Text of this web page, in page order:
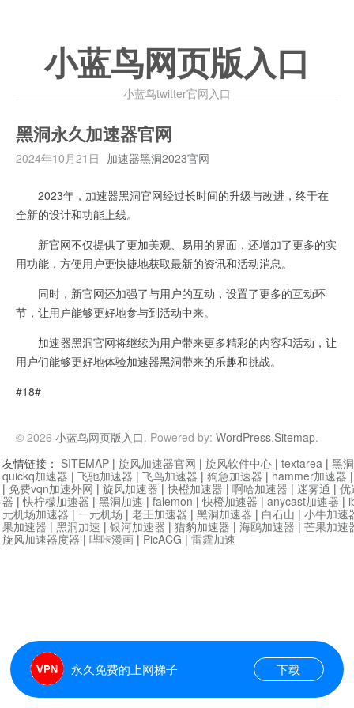
小蓝鸟网页版入口
小蓝鸟twitter官网入口
黑洞永久加速器官网
2024年10月21日 加速器黑洞2023官网
2023年，加速器黑洞官网经过长时间的升级与改进，终于在
全新的设计和功能上线。
新官网不仅提供了更加美观、易用的界面，还增加了更多的实
用功能，方便用户更快捷地获取最新的资讯和活动消息。
同时，新官网还加强了与用户的互动，设置了更多的互动环
节，让用户能够更好地参与到活动中来。
加速器黑洞官网将继续为用户带来更多精彩的内容和活动，让
用户们能够更好地体验加速器黑洞带来的乐趣和挑战。
#18#
© 2026 小蓝鸟网页版入口. Powered by: WordPress.Sitemap.
永久免费的上网梯子 下载
友情链接： SITEMAP | 旋风加速器官网 | 旋风软件中心 | textarea | 黑
quickq加速器 | 飞驰加速器 | 飞鸟加速器 | 狗急加速器 | hammer加速器
| 免费vqn加速外网 | 旋风加速器 |快橙加速器 | 啊哈加速器 | 迷雾通 | 优
器 |快柠檬加速器 | 黑洞加速 | falemon |快橙加速器 | anycast加速器 |
元机场加速器 | 一元机场 | 老王加速器 | 黑洞加速器 | 白石山 | 小牛加速
果加速器 | 黑洞加速 | 银河加速器 | 猎豹加速器 | 海鸥加速器 | 芒果加速
旋风加速器度器 | 哔咔漫画 | PicACG | 雷霆加速